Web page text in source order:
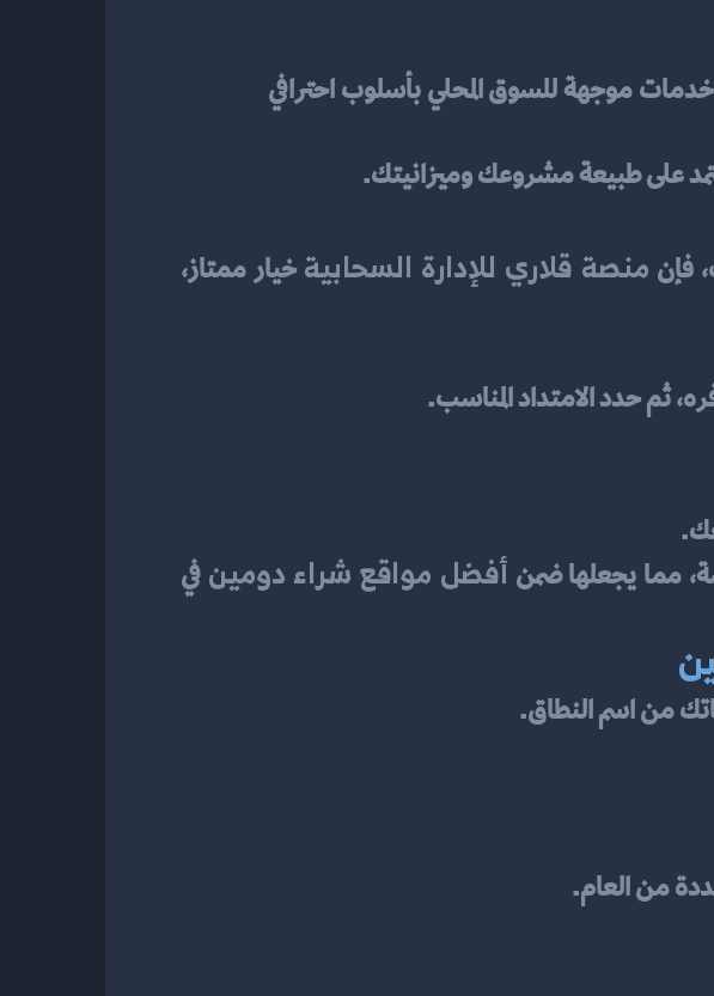
على طبيعة مشروعك وميزانيتك.
فإن منصة قلاري للإدارة السحابية
ثم حدد الامتداد المناسب.
مما يجعلها ضمن أفضل مواقع شراء دومين
من اسم النطاق.
من العام.